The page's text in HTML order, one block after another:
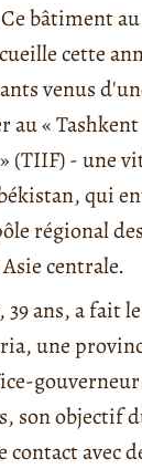
bâtiment
cette
venus
au «
(TIIF) - une
qui
régional des
centrale.
ans, a fait
une
son objectif
avec